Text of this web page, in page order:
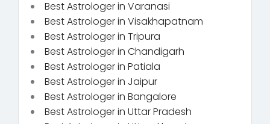
Best Astrologer in Varanasi
Best Astrologer in Visakhapatnam
Best Astrologer in Tripura
Best Astrologer in Chandigarh
Best Astrologer in Patiala
Best Astrologer in Jaipur
Best Astrologer in Bangalore
Best Astrologer in Uttar Pradesh